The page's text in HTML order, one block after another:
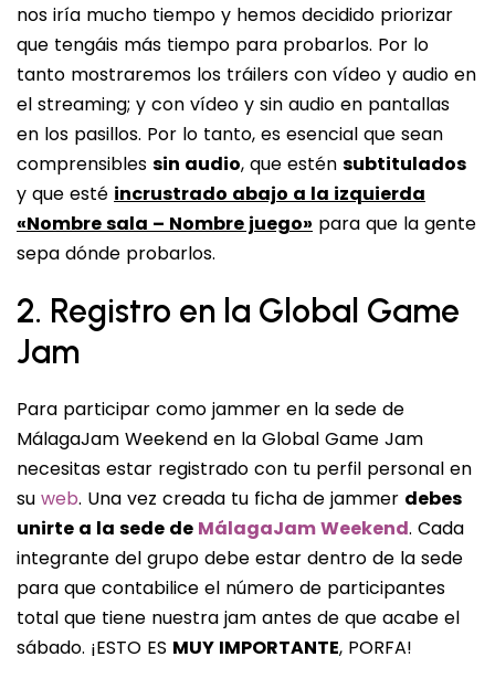
nos iría mucho tiempo y hemos decidido priorizar
que tengáis más tiempo para probarlos. Por lo
tanto mostraremos los tráilers con vídeo y audio en
el streaming; y con vídeo y sin audio en pantallas
en los pasillos. Por lo tanto, es esencial que sean
comprensibles sin audio, que estén subtitulados
y que esté incrustrado abajo a la izquierda
«Nombre sala – Nombre juego» para que la gente
sepa dónde probarlos.
2. Registro en la Global Game
Jam
Para participar como jammer en la sede de
MálagaJam Weekend en la Global Game Jam
necesitas estar registrado con tu perfil personal en
su web. Una vez creada tu ficha de jammer debes
unirte a la sede de MálagaJam Weekend. Cada
integrante del grupo debe estar dentro de la sede
para que contabilice el número de participantes
total que tiene nuestra jam antes de que acabe el
sábado. ¡ESTO ES MUY IMPORTANTE, PORFA!